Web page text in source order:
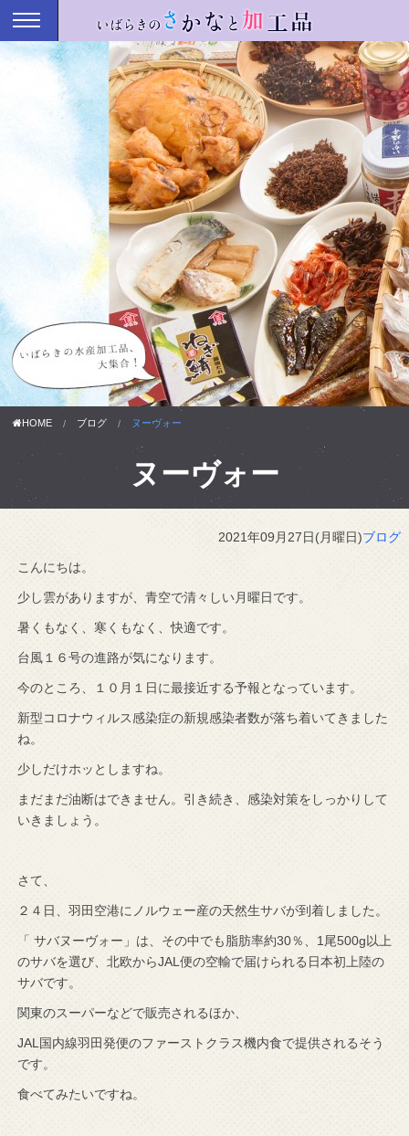
HOME ブログ ヌーヴォー
ヌーヴォー
2021年09月27日(月曜日)ブログ
こんにちは。
少し雲がありますが、青空で清々しい月曜日です。
暑くもなく、寒くもなく、快適です。
台風１６号の進路が気になります。
今のところ、１０月１日に最接近する予報となっています。
新型コロナウィルス感染症の新規感染者数が落ち着いてきました
ね。
少しだけホッとしますね。
まだまだ油断はできません。引き続き、感染対策をしっかりして
いきましょう。
さて、
２４日、羽田空港にノルウェー産の天然生サバが到着しました。
「 サバヌーヴォー」は、その中でも脂肪率約30％、1尾500g以上
のサバを選び、北欧からJAL便の空輸で届けられる日本初上陸の
サバです。
関東のスーパーなどで販売されるほか、
JAL国内線羽田発便のファーストクラス機内食で提供されるそう
です。
食べてみたいですね。